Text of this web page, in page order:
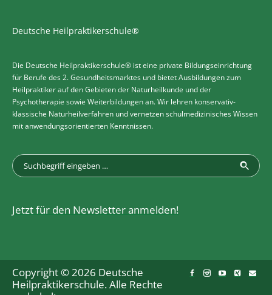
Deutsche Heilpraktikerschule®
Die Deutsche Heilpraktikerschule® ist eine private Bildungseinrichtung
für Berufe des 2. Gesundheitsmarktes und bietet Ausbildungen zum
Heilpraktiker auf den Gebieten der Naturheilkunde und der
Psychotherapie sowie Weiterbildungen an. Wir lehren konservativ-
klassische Naturheilverfahren und vernetzen schulmedizinisches Wissen
mit anwendungsorientierten Kenntnissen.
Jetzt für den Newsletter anmelden!
Copyright © 2026 Deutsche
Heilpraktikerschule. Alle Rechte